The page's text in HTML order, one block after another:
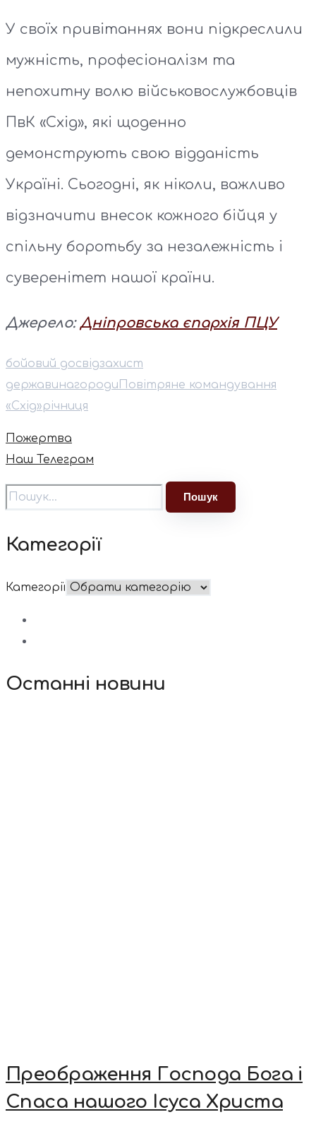
У своїх привітаннях вони підкреслили
мужність, професіоналізм та
непохитну волю військовослужбовців
ПвК «Схід», які щоденно
демонструють свою відданість
Україні. Сьогодні, як ніколи, важливо
відзначити внесок кожного бійця у
спільну боротьбу за незалежність і
суверенітет нашої країни.
Джерело:Дніпровська єпархія ПЦУ
бойовий досвідзахист
державинагороди Повітряне командування
«Схід»річниця
Пожертва
Наш Телеграм
Категорії
Категорії
Останні новини
Преображення Господа Бога і
Спаса нашого Ісуса Христа